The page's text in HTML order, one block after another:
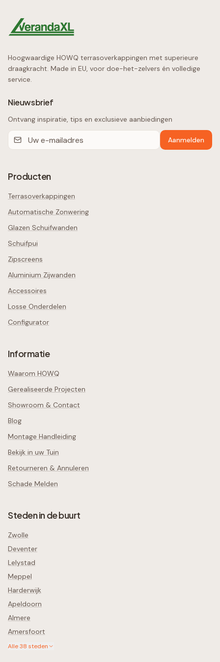
Hoogwaardige HOWQ terrasoverkappingen met superieure
draagkracht. Made in EU, voor doe-het-zelvers én volledige
service.
Nieuwsbrief
Ontvang inspiratie, tips en exclusieve aanbiedingen
Aanmelden
Producten
Terrasoverkappingen
Automatische Zonwering
Glazen Schuifwanden
Schuifpui
Zipscreens
Aluminium Zijwanden
Accessoires
Losse Onderdelen
Configurator
Informatie
Waarom HOWQ
Gerealiseerde Projecten
Showroom & Contact
Blog
Montage Handleiding
Bekijk in uw Tuin
Retourneren & Annuleren
Schade Melden
Steden in de buurt
Zwolle
Deventer
Lelystad
Meppel
Harderwijk
Apeldoorn
Almere
Amersfoort
Alle38 steden